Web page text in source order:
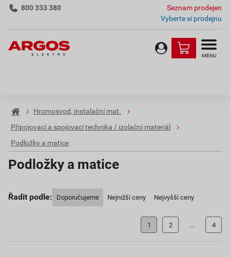
800 333 380
Seznam prodejen
Vyberte si prodejnu
MENU
Hromosvod, instalační mat.
Připojovací a spojovací technika / izolační materiál
Podložky a matice
Podložky a matice
Řadit podle: Doporučujeme Nejnižší ceny Nejvyšší ceny
1 2 ... 4